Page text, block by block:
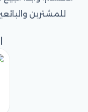
للمشترين